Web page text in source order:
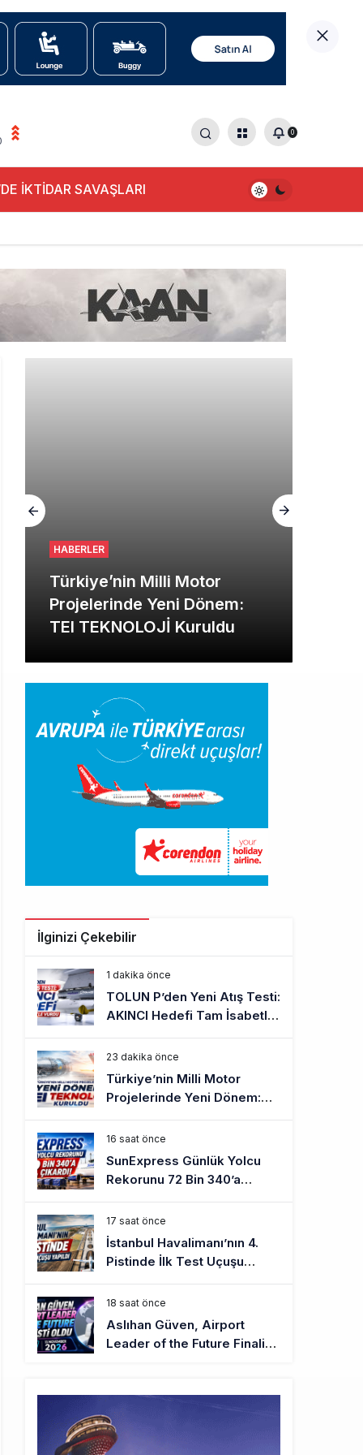
0
İKTİDAR SAVAŞLARI
HABERLER
Türkiye’nin Milli Motor
Projelerinde Yeni Dönem:
TEI TEKNOLOJİ Kuruldu
İlginizi Çekebilir
1 dakika önce
TOLUN P’den Yeni Atış Testi:
AKINCI Hedefi Tam İsabetle
Vurdu
23 dakika önce
Türkiye’nin Milli Motor
Projelerinde Yeni Dönem:
TEI TEKNOLOJİ Kuruldu
16 saat önce
SunExpress Günlük Yolcu
Rekorunu 72 Bin 340’a
Çıkardı
17 saat önce
İstanbul Havalimanı’nın 4.
Pistinde İlk Test Uçuşu
Yapıldı
18 saat önce
Aslıhan Güven, Airport
Leader of the Future Finalisti
EasyJet, 5,7 Milyar Sterline
Apollo’ya Satılıyor